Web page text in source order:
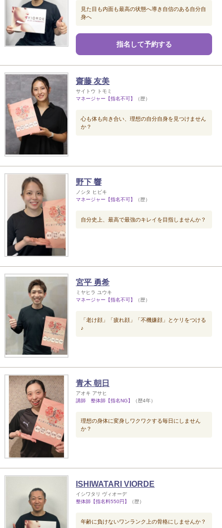
見た目も内面も最高の状態へ導き自信のある自分自
身へ
指名して予約する
齋藤 友美
サイトウ トモミ
マネージャー【指名不可】
（歴）
心も体も向き合い、理想の自分自身を見つけません
か？
野下 響
ノシタ ヒビキ
マネージャー【指名不可】
（歴）
自分史上、最高で最強のキレイを目指しませんか？
宮平 勇希
ミヤヒラ ユウキ
マネージャー【指名不可】
（歴）
「老け顔」「疲れ顔」「不機嫌顔」とケリをつける
♪
青木 朝日
アオキ アサヒ
講師 整体師【指名NG】
（歴4年）
理想の身体に変身しワクワクする毎日にしません
か？
ISHIWATARI VIORDE
イシワタリ ヴィオーデ
整体師【指名料550円】
（歴）
年齢に負けないワンランク上の骨格にしませんか？